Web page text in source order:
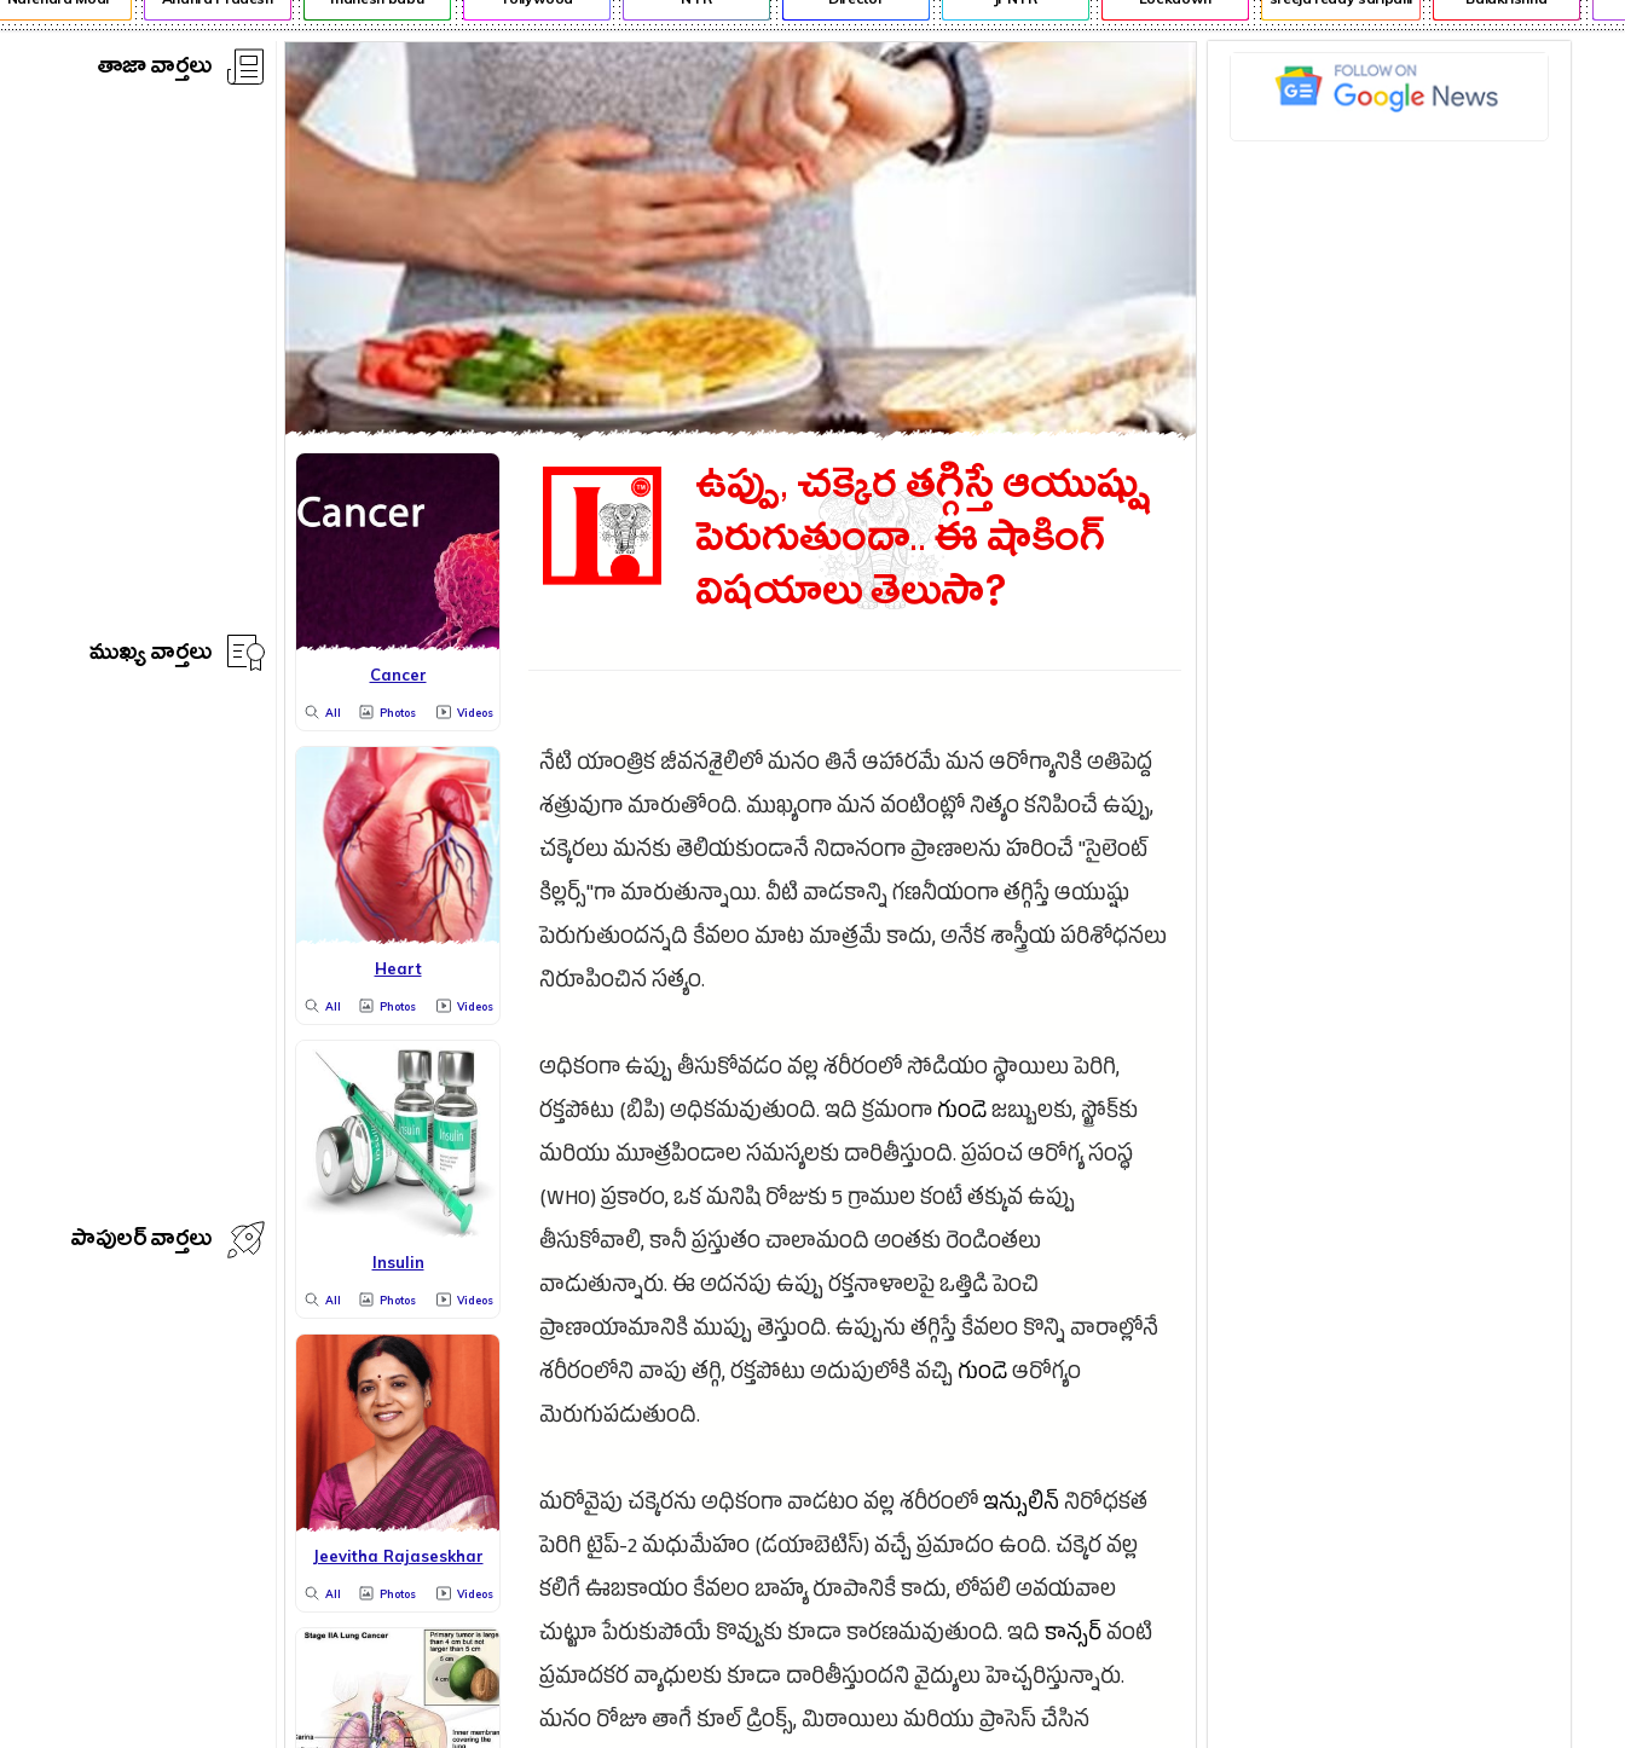
తాజా వార్తలు
ముఖ్య వార్తలు
పాపులర్ వార్తలు
Cancer
All Photos Videos
Heart
All Photos Videos
Insulin
All Photos Videos
Jeevitha Rajaseskhar
All Photos Videos
ఉప్పు, చక్కెర తగ్గిస్తే ఆయుష్షు
పెరుగుతుందా.. ఈ షాకింగ్
విషయాలు తెలుసా?
నేటి యాంత్రిక జీవనశైలిలో మనం తినే ఆహారమే మన ఆరోగ్యానికి అతిపెద్ద
శత్రువుగా మారుతోంది. ముఖ్యంగా మన వంటింట్లో నిత్యం కనిపించే ఉప్పు,
చక్కెరలు మనకు తెలియకుండానే నిదానంగా ప్రాణాలను హరించే "సైలెంట్
కిల్లర్స్"గా మారుతున్నాయి. వీటి వాడకాన్ని గణనీయంగా తగ్గిస్తే ఆయుష్షు
పెరుగుతుందన్నది కేవలం మాట మాత్రమే కాదు, అనేక శాస్త్రీయ పరిశోధనలు
నిరూపించిన సత్యం.
అధికంగా ఉప్పు తీసుకోవడం వల్ల శరీరంలో సోడియం స్థాయిలు పెరిగి,
రక్తపోటు (బిపి) అధికమవుతుంది. ఇది క్రమంగాగుండెజబ్బులకు, స్ట్రోక్‌కు
మరియు మూత్రపిండాల సమస్యలకు దారితీస్తుంది. ప్రపంచ ఆరోగ్య సంస్థ
(WHO) ప్రకారం, ఒక మనిషి రోజుకు 5 గ్రాముల కంటే తక్కువ ఉప్పు
తీసుకోవాలి, కానీ ప్రస్తుతం చాలామంది అంతకు రెండింతలు
వాడుతున్నారు. ఈ అదనపు ఉప్పు రక్తనాళాలపై ఒత్తిడి పెంచి
ప్రాణాయామానికి ముప్పు తెస్తుంది. ఉప్పును తగ్గిస్తే కేవలం కొన్ని వారాల్లోనే
శరీరంలోని వాపు తగ్గి, రక్తపోటు అదుపులోకి వచ్చిగుండెఆరోగ్యం
మెరుగుపడుతుంది.
మరోవైపు చక్కెరను అధికంగా వాడటం వల్ల శరీరంలోఇన్సులిన్నిరోధకత
పెరిగి టైప్-2 మధుమేహం (డయాబెటిస్) వచ్చే ప్రమాదం ఉంది. చక్కెర వల్ల
కలిగే ఊబకాయం కేవలం బాహ్య రూపానికే కాదు, లోపలి అవయవాల
చుట్టూ పేరుకుపోయే కొవ్వుకు కూడా కారణమవుతుంది. ఇదికాన్సర్వంటి
ప్రమాదకర వ్యాధులకు కూడా దారితీస్తుందని వైద్యులు హెచ్చరిస్తున్నారు.
మనం రోజూ తాగే కూల్ డ్రింక్స్, మిఠాయిలు మరియు ప్రాసెస్ చేసిన